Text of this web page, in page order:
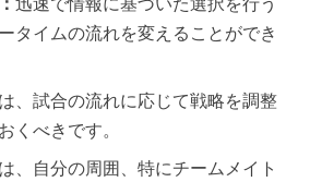
タイムの流れを変えることができ
、試合の流れに応じて戦略を調整
くべきです。
、自分の周囲、特にチームメイト